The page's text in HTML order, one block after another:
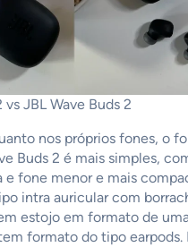
vs JBL Wave Buds 2
nos próprios fones, o
Buds 2 é mais simples,
e fone menor e mais
intra auricular com
estojo em formato de
formato do tipo earpods.